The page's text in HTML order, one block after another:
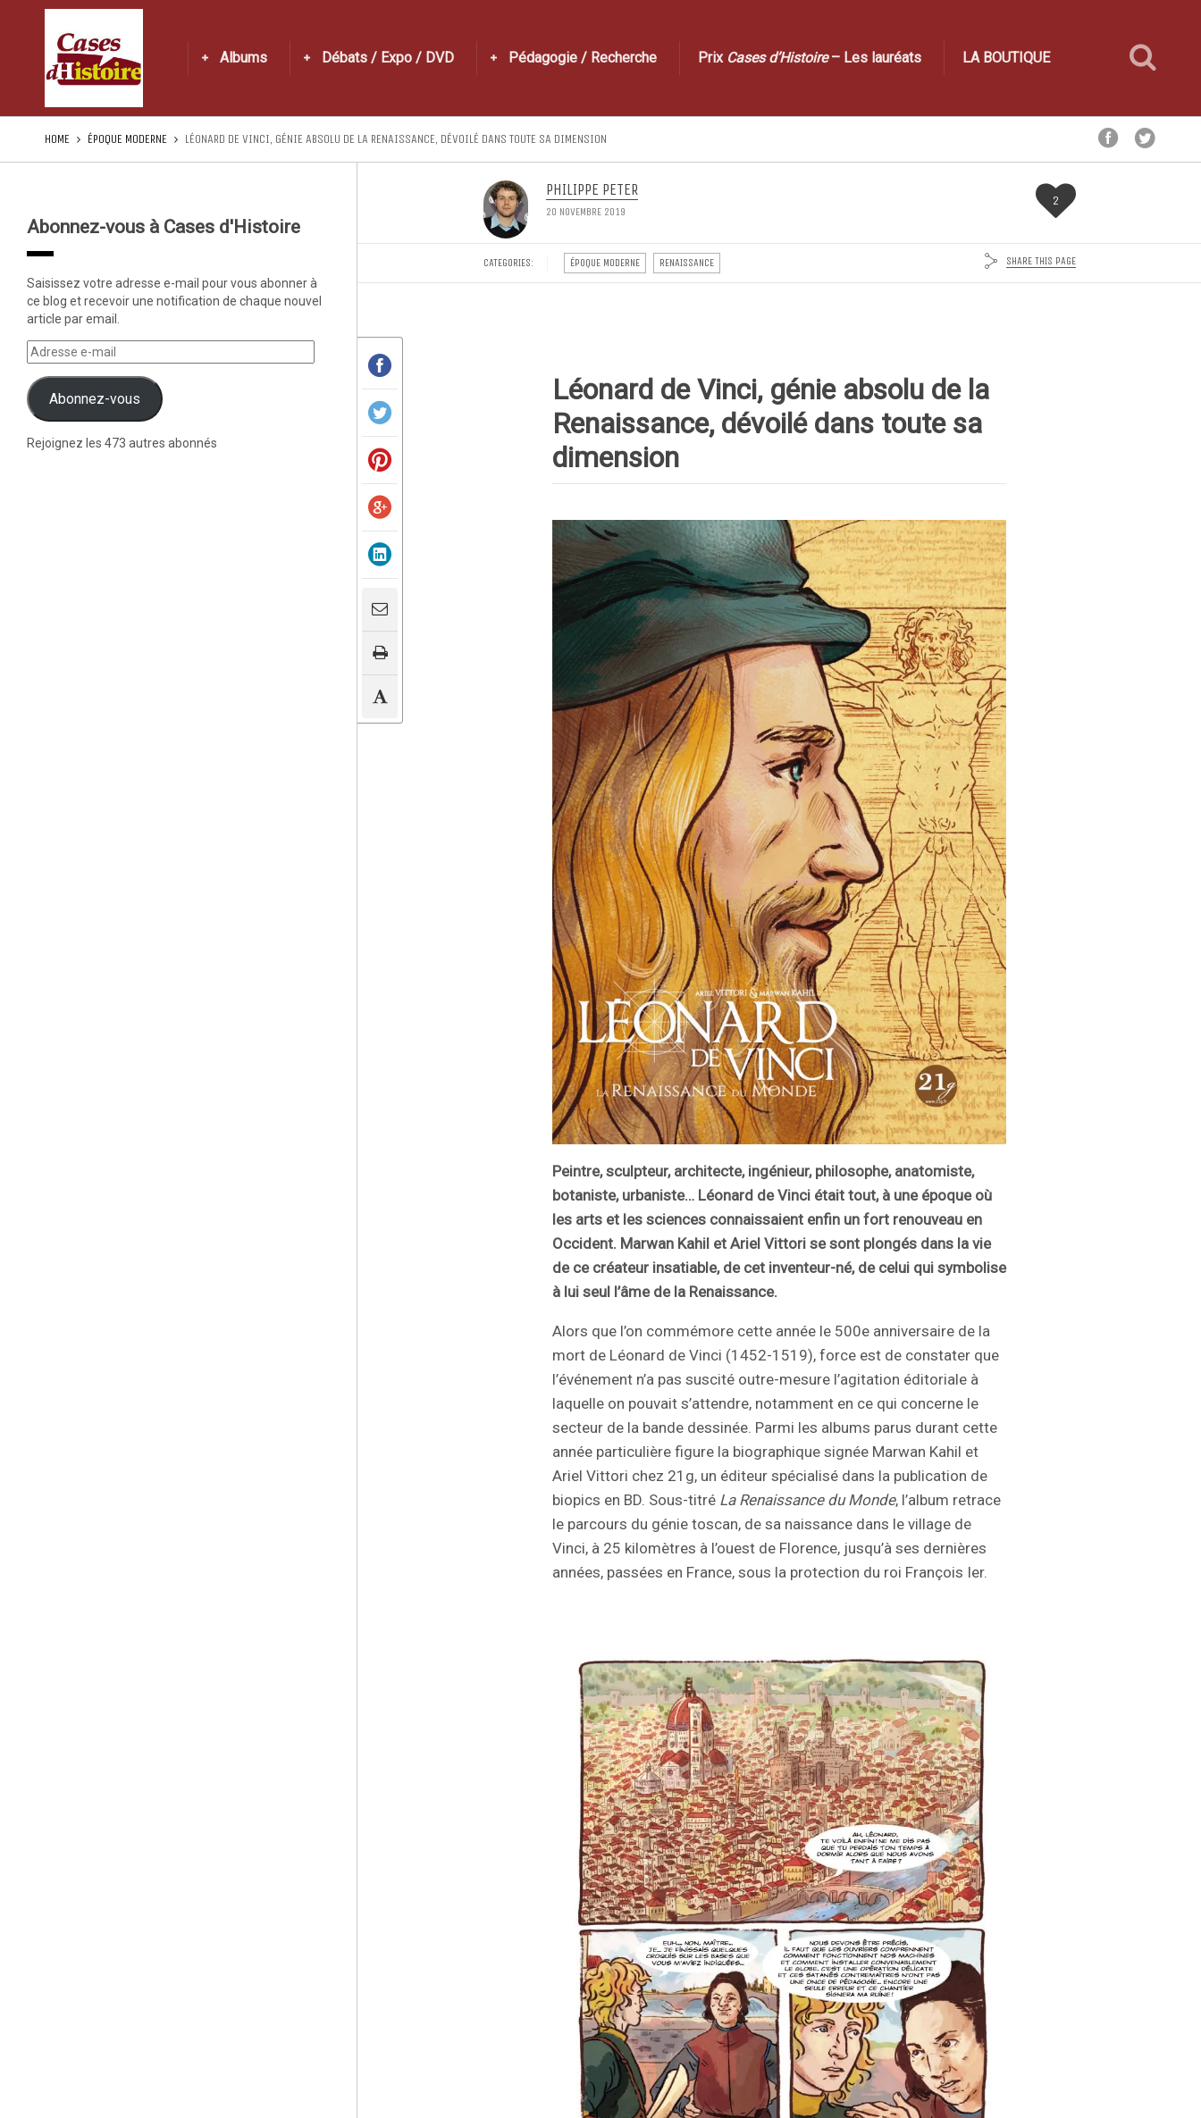
Albums Débats / Expo / DVD Pédagogie / Recherche Prix Cases d’Histoire– Les lauréats LA BOUTIQUE
HOME ÉPOQUE MODERNE LÉONARD DE VINCI, GÉNIE ABSOLU DE LA RENAISSANCE, DÉVOILÉ DANS TOUTE SA DIMENSION
Abonnez-vous à Cases d'Histoire
Saisissez votre adresse e-mail pour vous abonner à
ce blog et recevoir une notification de chaque nouvel
article par email.
Abonnez-vous
Rejoignez les 473 autres abonnés
PHILIPPE PETER
20 NOVEMBRE 2019
2
CATEGORIES: ÉPOQUE MODERNE RENAISSANCE SHARE THIS PAGE
Léonard de Vinci, génie absolu de la
Renaissance, dévoilé dans toute sa
dimension
Peintre, sculpteur, architecte, ingénieur, philosophe, anatomiste,
botaniste, urbaniste… Léonard de Vinci était tout, à une époque où
les arts et les sciences connaissaient enfin un fort renouveau en
Occident. Marwan Kahil et Ariel Vittori se sont plongés dans la vie
de ce créateur insatiable, de cet inventeur-né, de celui qui symbolise
à lui seul l’âme de la Renaissance.
Alors que l’on commémore cette année le 500e anniversaire de la
mort de Léonard de Vinci (1452-1519), force est de constater que
l’événement n’a pas suscité outre-mesure l’agitation éditoriale à
laquelle on pouvait s’attendre, notamment en ce qui concerne le
secteur de la bande dessinée. Parmi les albums parus durant cette
année particulière figure la biographique signée Marwan Kahil et
Ariel Vittori chez 21g, un éditeur spécialisé dans la publication de
biopics en BD. Sous-titré La Renaissance du Monde, l’album retrace
le parcours du génie toscan, de sa naissance dans le village de
Vinci, à 25 kilomètres à l’ouest de Florence, jusqu’à ses dernières
années, passées en France, sous la protection du roi François Ier.